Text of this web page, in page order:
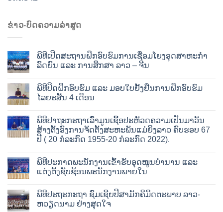
ຂ່າວ-ບົດຄວາມລ່າສູດ
ພິທີເປີດສະຖານຝຶກອົບຮົມການເຊື່ອມໂຍງອຸດສາຫະກໍາ
ລົດຍົນ ແລະ ການສຶກສາ ລາວ – ຈີນ
ພິທີປິດຝຶກອົບຮົມ ແລະ ມອບໃບຢັ້ງຢືນການຝຶກອົບຮົມ
ໄລຍະສັ້ນ 4 ເດືອນ
ພິທີປາຖະກະຖາເລົ່າມູນເຊື້ອປະຫັວດຄວາມເປັນມາວັນ
ສ້າງຕັ້ງອົງການຈັດຕັ້ງສະຫະພັນແມ່ຍິງລາວ ຄົບຮອບ 67
ປີ ( 20 ກໍລະກົດ 1955-20 ກໍລະກົດ 2022).
ພິທີປະກາດພະນັກງານເຂົ້າຮັບອຸດໜູນບໍານານ ແລະ
ແຕ່ງຕັ້ງຊັບຊ້ອນພະນັກງານພາຍໃນ
ພິທີປະຖະກະຖາ ຊົມເຊີຍປີສາມັກຄີມິດຕະພາບ ລາວ-
ຫວຽດນາມ ຢ່າງສຸດໃຈ